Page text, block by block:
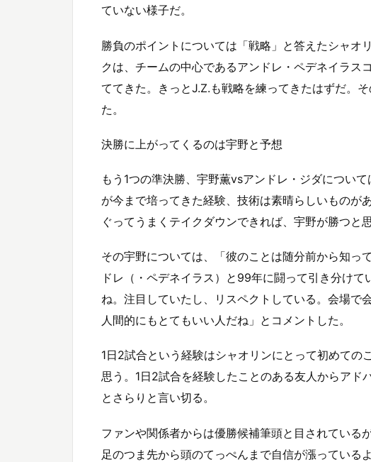
ていない様子だ。
勝負のポイントについては「戦略」と答えたシャオ
クは、チームの中心であるアンドレ・ペデネイラス
ててきた。きっとJ.Z.も戦略を練ってきたはずだ。
た。
決勝に上がってくるのは宇野と予想
もう1つの準決勝、宇野薫vsアンドレ・ジダについ
が今まで培ってきた経験、技術は素晴らしいものが
ぐってうまくテイクダウンできれば、宇野が勝つと
その宇野については、「彼のことは随分前から知っ
ドレ（・ペデネイラス）と99年に闘って引き分け
ね。注目していたし、リスペクトしている。会場で
人間的にもとてもいい人だね」とコメントした。
1日2試合という経験はシャオリンにとって初めての
思う。1日2試合を経験したことのある友人からアド
とさらりと言い切る。
ファンや関係者からは優勝候補筆頭と目されている
足のつま先から頭のてっぺんまで自信が漲っている